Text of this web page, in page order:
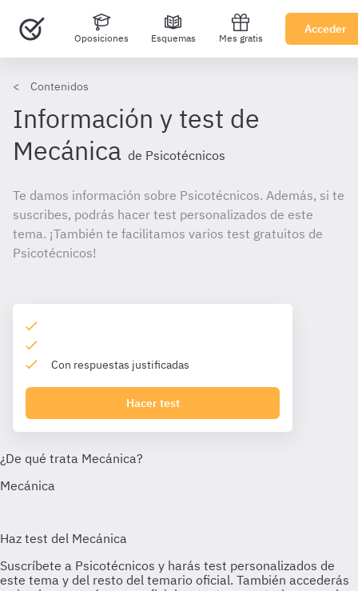
Oposiciones Esquemas Mes gratis
Acceder
Contenidos
Información y test de
Mecánica de Psicotécnicos
Te damos información sobre Psicotécnicos. Además, si te
suscribes, podrás hacer test personalizados de este
tema. ¡También te facilitamos varios test gratuitos de
Psicotécnicos!
Con respuestas justificadas
Hacer test